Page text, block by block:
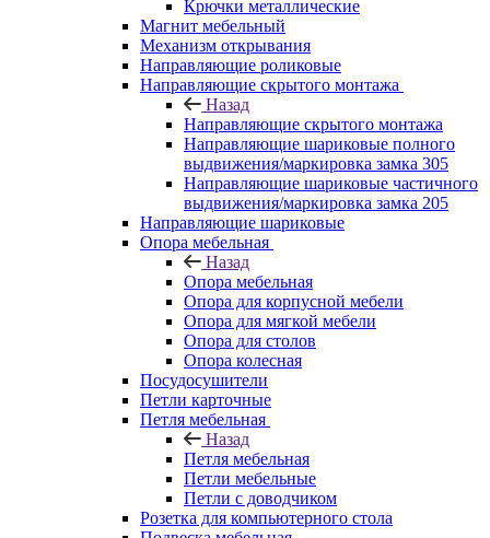
Крючки металлические
Магнит мебельный
Механизм открывания
Направляющие роликовые
Направляющие скрытого монтажа
Назад
Направляющие скрытого монтажа
Направляющие шариковые полного
выдвижения/маркировка замка 305
Направляющие шариковые частичного
выдвижения/маркировка замка 205
Направляющие шариковые
Опора мебельная
Назад
Опора мебельная
Опора для корпусной мебели
Опора для мягкой мебели
Опора для столов
Опора колесная
Посудосушители
Петли карточные
Петля мебельная
Назад
Петля мебельная
Петли мебельные
Петли с доводчиком
Розетка для компьютерного стола